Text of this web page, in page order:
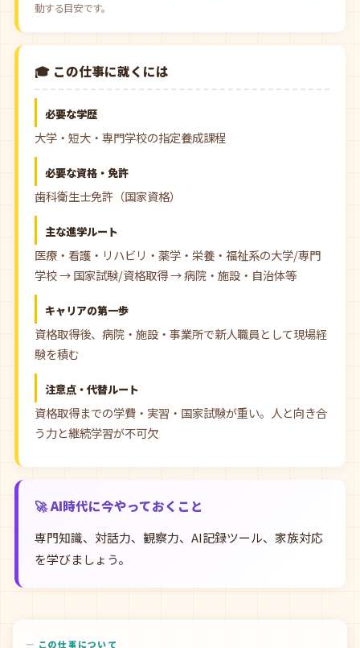
動する目安です。
🎓 この仕事に就くには
必要な学歴
大学・短大・専門学校の指定養成課程
必要な資格・免許
歯科衛生士免許（国家資格）
主な進学ルート
医療・看護・リハビリ・薬学・栄養・福祉系の大学/専門
学校 → 国家試験/資格取得 → 病院・施設・自治体等
キャリアの第一歩
資格取得後、病院・施設・事業所で新人職員として現場経
験を積む
注意点・代替ルート
資格取得までの学費・実習・国家試験が重い。人と向き合
う力と継続学習が不可欠
🚀 AI時代に今やっておくこと
専門知識、対話力、観察力、AI記録ツール、家族対応
を学びましょう。
— この仕事について